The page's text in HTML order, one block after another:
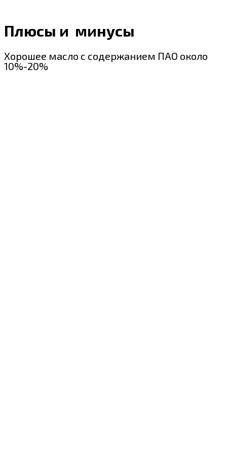
Плюсы и минусы
Хорошее масло с содержанием ПАО около
10%-20%